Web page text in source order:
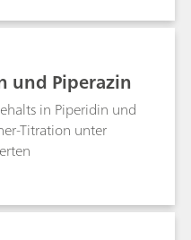
und Piperazin
in Piperidin und
Titration unter